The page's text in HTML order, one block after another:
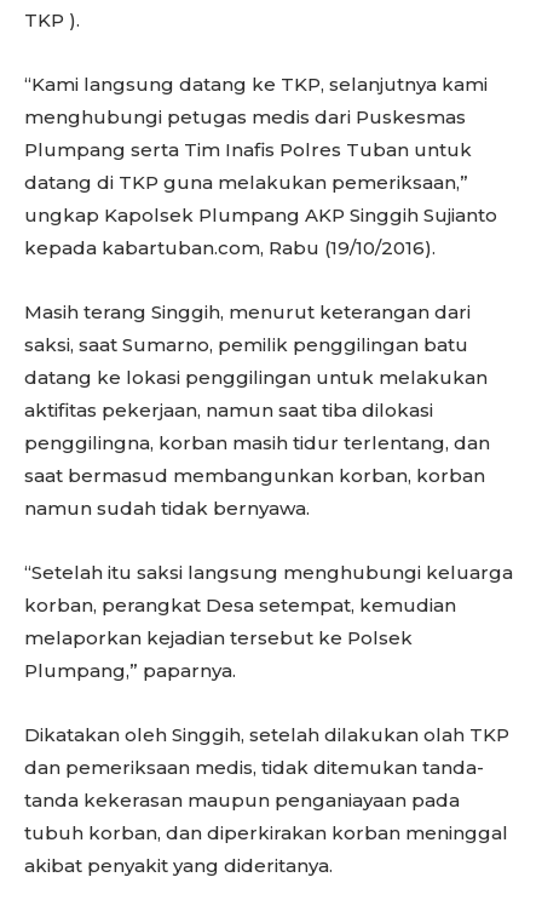
TKP ).
“Kami langsung datang ke TKP, selanjutnya kami
menghubungi petugas medis dari Puskesmas
Plumpang serta Tim Inafis Polres Tuban untuk
datang di TKP guna melakukan pemeriksaan,”
ungkap Kapolsek Plumpang AKP Singgih Sujianto
kepada kabartuban.com, Rabu (19/10/2016).
Masih terang Singgih, menurut keterangan dari
saksi, saat Sumarno, pemilik penggilingan batu
datang ke lokasi penggilingan untuk melakukan
aktifitas pekerjaan, namun saat tiba dilokasi
penggilingna, korban masih tidur terlentang, dan
saat bermasud membangunkan korban, korban
namun sudah tidak bernyawa.
“Setelah itu saksi langsung menghubungi keluarga
korban, perangkat Desa setempat, kemudian
melaporkan kejadian tersebut ke Polsek
Plumpang,” paparnya.
Dikatakan oleh Singgih, setelah dilakukan olah TKP
dan pemeriksaan medis, tidak ditemukan tanda-
tanda kekerasan maupun penganiayaan pada
tubuh korban, dan diperkirakan korban meninggal
akibat penyakit yang dideritanya.